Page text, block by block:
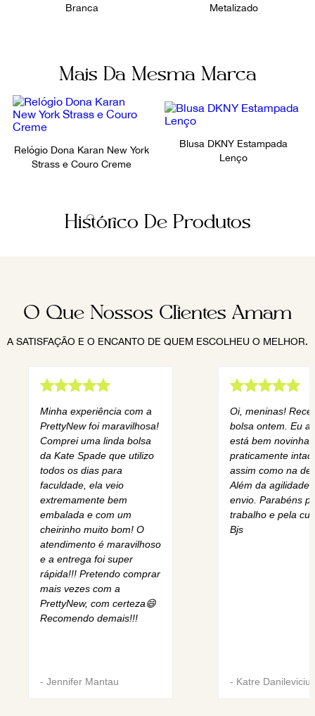
Ocasião
Branca
Metalizado
Mais Da Mesma Marca
Relógio Dona Karan New York
Strass e Couro Creme
Blusa DKNY Estampada
Lenço
Histórico De Produtos
O Que Nossos Clientes Amam
A SATISFAÇÃO E O ENCANTO DE QUEM ESCOLHEU O MELHOR.
Minha experiência com a
PrettyNew foi maravilhosa!
Comprei uma linda bolsa
da Kate Spade que utilizo
todos os dias para
faculdade, ela veio
extremamente bem
embalada e com um
cheirinho muito bom! O
atendimento é maravilhoso
e a entrega foi super
rápida!!! Pretendo comprar
mais vezes com a
PrettyNew, com certeza😄
Recomendo demais!!!
- Jennifer Mantau
Oi, meninas!
bolsa ontem. Eu
está bem novinha,
praticamente
assim como na
Além da agilidade
envio. Parabéns
trabalho e pela
Bjs
- Katre Danilevicius